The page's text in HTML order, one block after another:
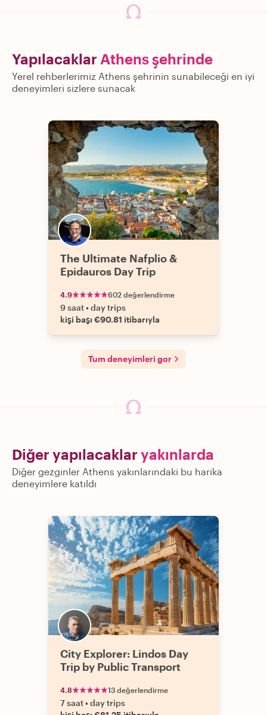
Yapılacaklar Athens şehrinde
Yerel rehberlerimiz Athens şehrinin sunabileceği en iyi
deneyimleri sizlere sunacak
The Ultimate Nafplio &
Epidauros Day Trip
4.9 602 değerlendirme
9 saat•day trips
kişi başı €90.81 itibarıyla
Tum deneyimleri gor
Diğer yapılacaklar yakınlarda
Diğer gezginler Athens yakınlarındaki bu harika
deneyimlere katıldı
City Explorer: Lindos Day
Trip by Public Transport
4.8 13 değerlendirme
7 saat•day trips